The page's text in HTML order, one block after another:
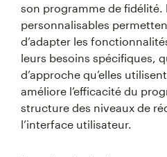
son programme de fidélité.
personnalisables
d’adapter les
leurs besoins spécifiques,
d’approche qu’elles
améliore l’efficacité du
structure des niveaux de
l’interface utilisateur.